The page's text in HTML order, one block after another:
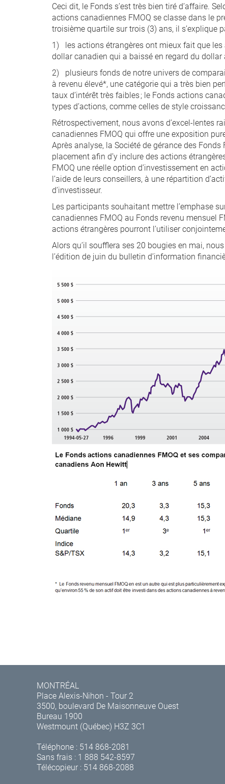
Ceci dit, le Fonds s’est très bien tiré d’affaire.
actions canadiennes FMOQ se classe dans le
troisième quartile sur trois (3) ans, il s’explique
1) les actions étrangères ont mieux fait que
dollar canadien qui a baissé en regard du dollar
2) plusieurs fonds de notre univers de
à revenu élevé*, une catégorie qui a très bien
taux d’intérêt très faibles ; le Fonds actions
types d’actions, comme celles de style
Rétrospectivement, nous avons d’excel-lentes
canadiennes FMOQ qui offre une exposition
Après analyse, la Société de gérance des
placement afin d’y inclure des actions
FMOQ une réelle option d’investissement en
l’aide de leurs conseillers, à une répartition
d’investisseur.
Les participants souhaitant mettre l’emphase
canadiennes FMOQ au Fonds revenu mensuel
actions étrangères pourront l’utiliser
Alors qu’il soufflera ses 20 bougies en mai,
l’édition de juin du bulletin d’information
MONTRÉAL
Place Alexis-Nihon - Tour 2
3500, boulevard De Maisonneuve Ouest
Bureau 1900
Westmount (Québec) H3Z 3C1
Téléphone : 514 868-2081
Sans frais : 1 888 542-8597
Télécopieur : 514 868-2088